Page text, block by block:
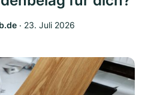
‧ 23. Juli 2026